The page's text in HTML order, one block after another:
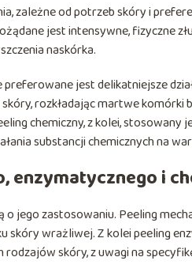
zależne od potrzeb skóry i
jest intensywne, fizyczne
naskórka.
jest delikatniejsze
rozkładając martwe komórki
chemiczny, z kolei, stosowany
substancji chemicznych na
enzymatycznego i
jego zastosowaniu. Peeling
skóry wrażliwej. Z kolei peeling
skóry, z uwagi na